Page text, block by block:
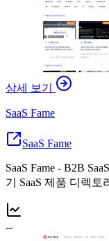
상세 보기
SaaS Fame
SaaS Fame
SaaS Fame - B2B
기 SaaS 제품 디렉토
--